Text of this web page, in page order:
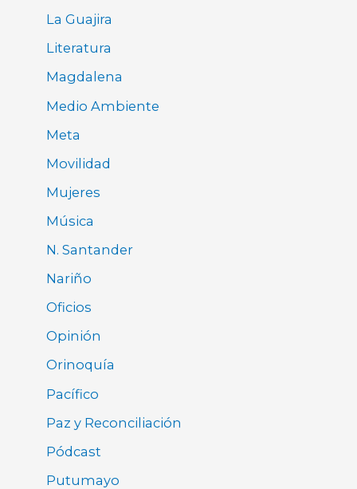
La Guajira
Literatura
Magdalena
Medio Ambiente
Meta
Movilidad
Mujeres
Música
N. Santander
Nariño
Oficios
Opinión
Orinoquía
Pacífico
Paz y Reconciliación
Pódcast
Putumayo